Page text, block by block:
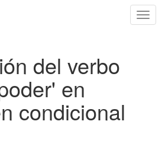
del verbo
en
condicional